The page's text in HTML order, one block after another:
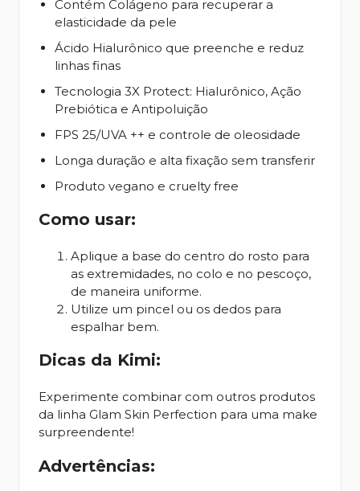
Contém Colágeno para recuperar a
elasticidade da pele
Ácido Hialurônico que preenche e reduz
linhas finas
Tecnologia 3X Protect: Hialurônico, Ação
Prebiótica e Antipoluição
FPS 25/UVA ++ e controle de oleosidade
Longa duração e alta fixação sem transferir
Produto vegano e cruelty free
Como usar:
Aplique a base do centro do rosto para
as extremidades, no colo e no pescoço,
de maneira uniforme.
Utilize um pincel ou os dedos para
espalhar bem.
Dicas da Kimi:
Experimente combinar com outros produtos
da linha Glam Skin Perfection para uma make
surpreendente!
Advertências: